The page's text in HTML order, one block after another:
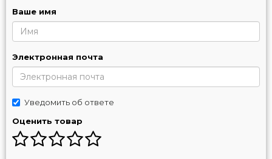
Ваше имя
Электронная почта
Уведомить об ответе
Оценить товар